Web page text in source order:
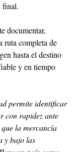
final.
documentar,
ruta completa de
hasta el destino
y en tiempo
permite identificar
con rapidez ante
la mercancía
y bajo las